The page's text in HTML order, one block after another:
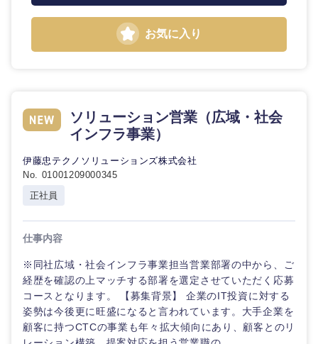
お気に入り
ソリューション営業（広域・社会
インフラ事業）
伊藤忠テクノソリューションズ株式会社
No. 01001209000345
正社員
仕事内容
※同社広域・社会インフラ事業担当営業部署の中から、ご
経歴を確認の上マッチする部署を選定させていただく応募
コースとなります。 【募集背景】 企業のIT投資に対する
姿勢は今後更に旺盛になると言われています。大手企業を
顧客に持つCTCの事業も年々拡大傾向にあり、顧客とのリ